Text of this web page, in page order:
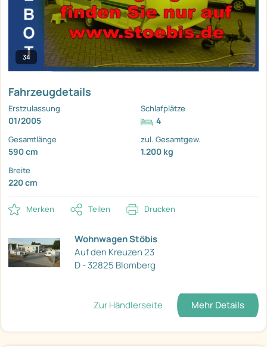
34
Fahrzeugdetails
Erstzulassung
01/2005
Schlafplätze
4
Gesamtlänge
590 cm
zul. Gesamtgew.
1.200 kg
Breite
220 cm
Merken Teilen Drucken
Wohnwagen Stöbis
Auf den Kreuzen 23
D - 32825 Blomberg
Zur Händlerseite Mehr Details